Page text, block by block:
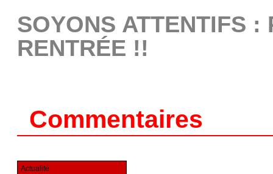
SOYONS ATTENTIFS
RENTRÉE !!
Commentaires
Actualité